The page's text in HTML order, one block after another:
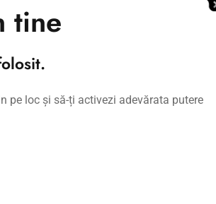
tine
pe loc și să-ți activezi adevărata putere